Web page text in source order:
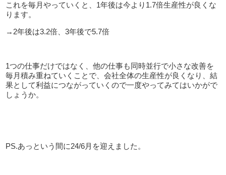
これを毎月やっていくと、 1年後は今より 1.7倍生産性が良くな
ります。
→ 2年後は3.2倍、3年後で5.7倍
1つの仕事だけではなく、他の仕事も同時並行で小さな改善を
毎月積み重ねていくことで、会社全体の生産性が良くなり、結
果として利益につながっていくので一度やってみてはいかがで
しょうか。
PS.あっという間に24/6月を迎えました。